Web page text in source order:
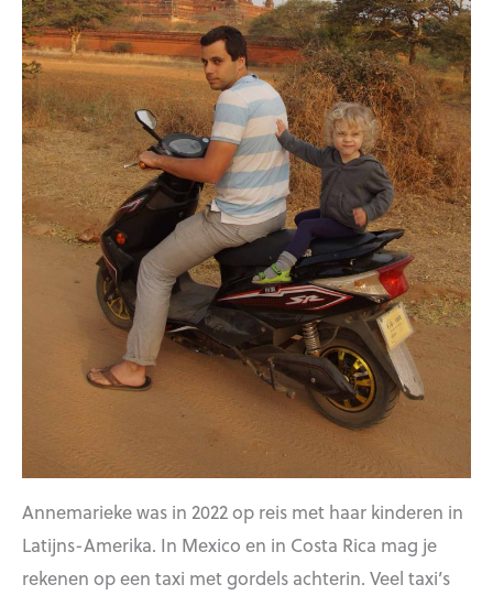
Annemarieke was in 2022 op reis met haar kinderen in
Latijns-Amerika. In Mexico en in Costa Rica mag je
rekenen op een taxi met gordels achterin. Veel taxi’s